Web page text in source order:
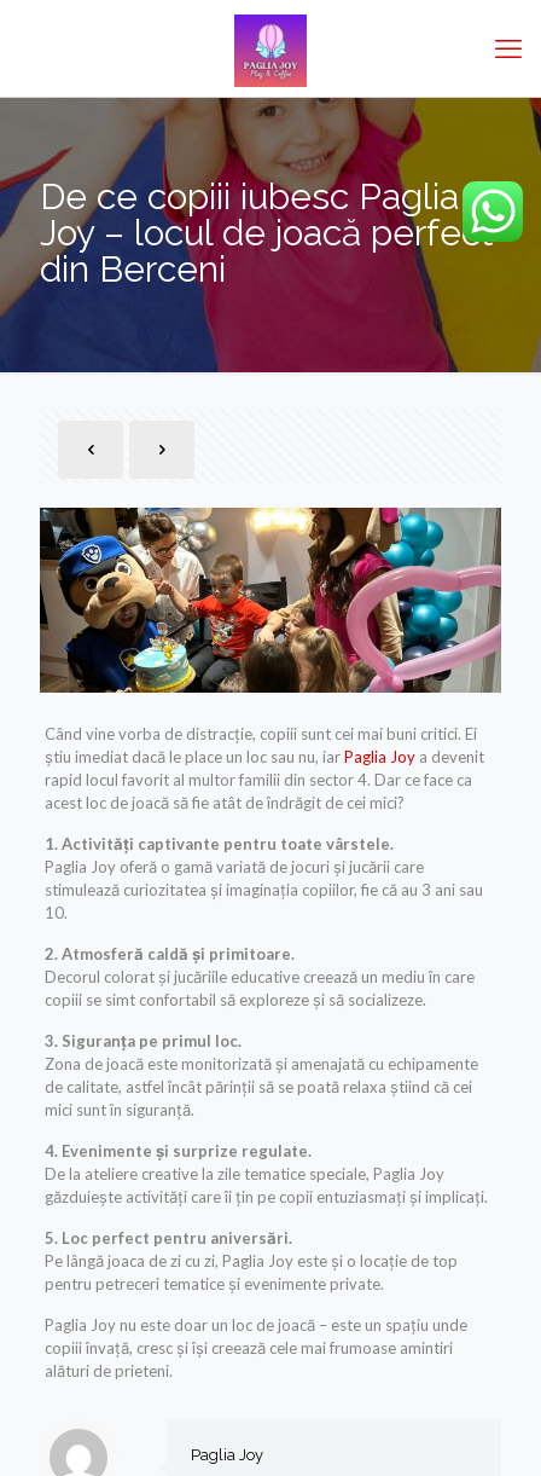
De ce copiii iubesc Paglia
Joy – locul de joacă perfect
din Berceni
Când vine vorba de distracție, copiii sunt cei mai buni critici. Ei
știu imediat dacă le place un loc sau nu, iarPaglia Joya devenit
rapid locul favorit al multor familii din sector 4. Dar ce face ca
acest loc de joacă să fie atât de îndrăgit de cei mici?
1. Activități captivante pentru toate vârstele.
Paglia Joy oferă o gamă variată de jocuri și jucării care
stimulează curiozitatea și imaginația copiilor, fie că au 3 ani sau
10.
2. Atmosferă caldă și primitoare.
Decorul colorat și jucăriile educative creează un mediu în care
copiii se simt confortabil să exploreze și să socializeze.
3. Siguranța pe primul loc.
Zona de joacă este monitorizată și amenajată cu echipamente
de calitate, astfel încât părinții să se poată relaxa știind că cei
mici sunt în siguranță.
4. Evenimente și surprize regulate.
De la ateliere creative la zile tematice speciale, Paglia Joy
găzduiește activități care îi țin pe copii entuziasmați și implicați.
5. Loc perfect pentru aniversări.
Pe lângă joaca de zi cu zi, Paglia Joy este și o locație de top
pentru petreceri tematice și evenimente private.
Paglia Joy nu este doar un loc de joacă – este un spațiu unde
copiii învață, cresc și își creează cele mai frumoase amintiri
alături de prieteni.
Paglia Joy